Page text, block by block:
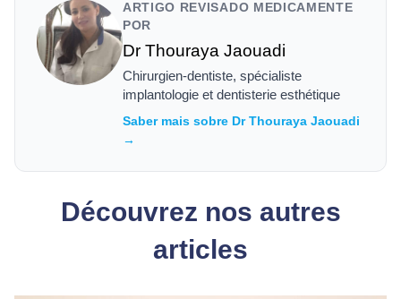
ARTIGO REVISADO MEDICAMENTE
POR
Dr Thouraya Jaouadi
Chirurgien-dentiste, spécialiste
implantologie et dentisterie esthétique
Saber mais sobre Dr Thouraya Jaouadi
→
Découvrez nos autres
articles